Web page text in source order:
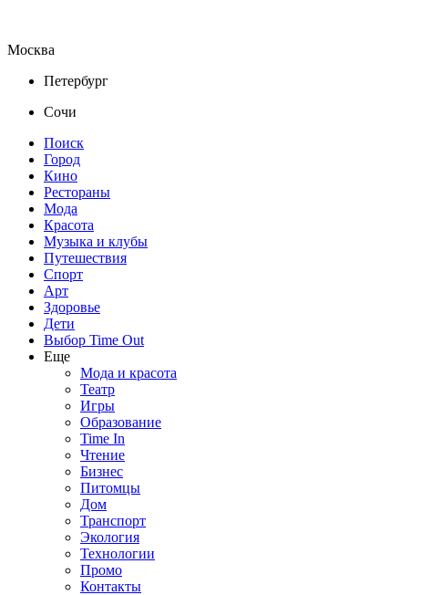
Москва
Петербург
Сочи
Поиск
Город
Кино
Рестораны
Мода
Красота
Музыка и клубы
Путешествия
Спорт
Арт
Здоровье
Дети
Выбор Time Out
Еще
Мода и красота
Театр
Игры
Образование
Time In
Чтение
Бизнес
Питомцы
Дом
Транспорт
Экология
Технологии
Промо
Контакты